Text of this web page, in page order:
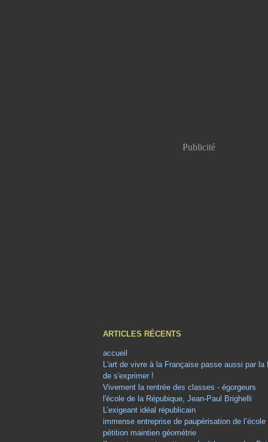
Publicité
ARTICLES RÉCENTS
accueil
L'art de vivre à la Française passe aussi par la
de s'exprimer !
Vivement la rentrée des classes - égorgeurs
l'école de la Répubique, Jean-Paul Brighelli
L’exigeant idéal républicain
immense entreprise de paupérisation de l’école
pétition maintien géométrie